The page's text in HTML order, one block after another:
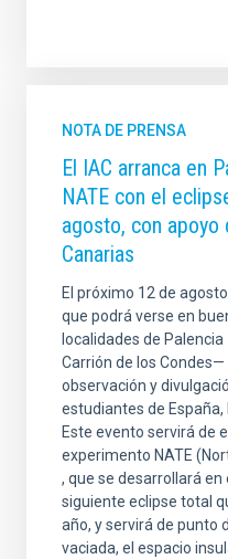
NOTA DE PRENSA
El IAC arranca en
NATE con el
agosto, con apoyo
Canarias
El próximo 12 de
que podrá verse en
localidades de
Carrión de los
observación y
estudiantes de España,
Este evento servirá de
experimento NATE
, que se desarrollará
siguiente eclipse total
año, y servirá de punto
vaciada, el espacio